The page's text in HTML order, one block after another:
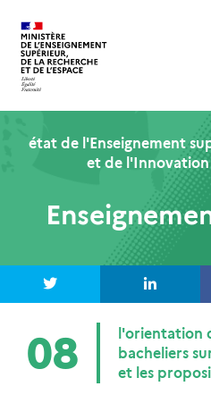
état de l'Enseignement
et de l'Innovation
08
l'orientation
bacheliers
et les